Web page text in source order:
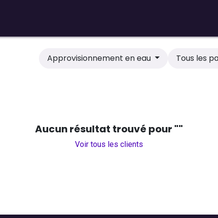
Approvisionnement en eau Tous les
Aucun résultat trouvé pour ""
Voir tous les clients